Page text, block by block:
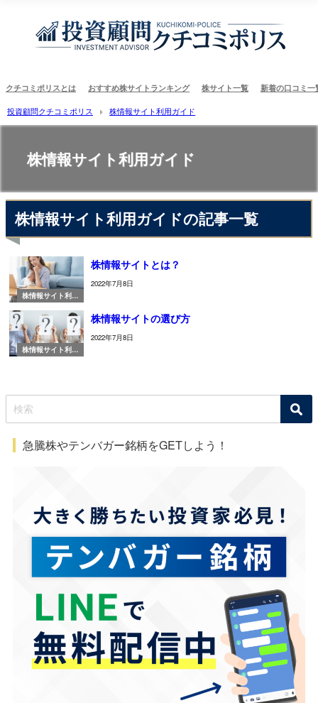
クチコミポリスとは おすすめ株サイトランキング 株サイト一覧 新着の口コミ一
投資顧問クチコミポリス 株情報サイト利用ガイド
株情報サイト利用ガイド
株情報サイト利用ガイドの記事一覧
株情報サイト利用
株情報サイトとは？
2022年7月8日
株情報サイト利用
株情報サイトの選び方
2022年7月8日
急騰株やテンバガー銘柄をGETしよう！